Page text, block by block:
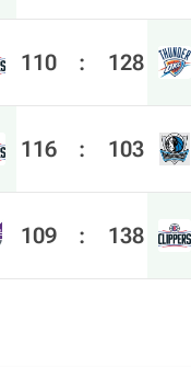
110 : 128
116 : 103
109 : 138